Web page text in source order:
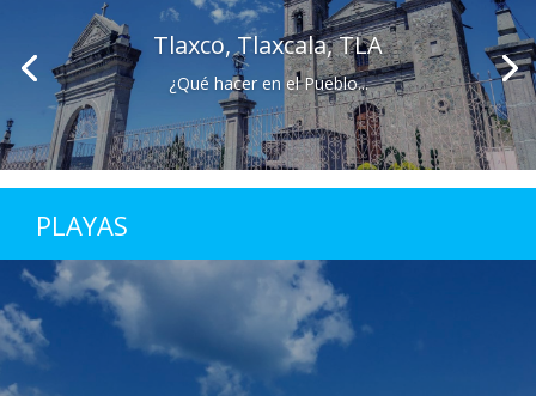
Tlaxco, Tlaxcala, TLA
¿Qué hacer en el Pueblo...
PLAYAS